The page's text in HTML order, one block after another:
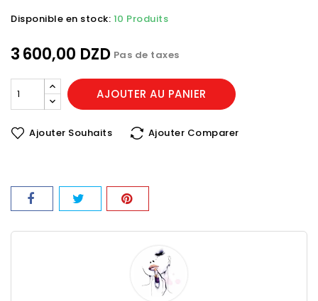
Disponible en stock: 10 Produits
3 600,00 DZD Pas de taxes
AJOUTER AU PANIER
Ajouter Souhaits Ajouter Comparer